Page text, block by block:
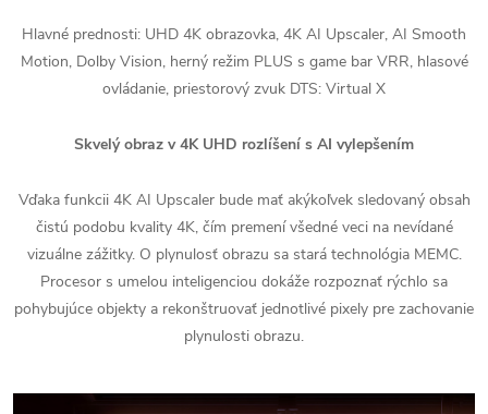
Hlavné prednosti: UHD 4K obrazovka, 4K AI Upscaler, AI Smooth
Motion, Dolby Vision, herný režim PLUS s game bar VRR, hlasové
ovládanie, priestorový zvuk DTS: Virtual X
Skvelý obraz v 4K UHD rozlíšení s AI vylepšením
Vďaka funkcii 4K AI Upscaler bude mať akýkoľvek sledovaný obsah
čistú podobu kvality 4K, čím premení všedné veci na nevídané
vizuálne zážitky. O plynulosť obrazu sa stará technológia MEMC.
Procesor s umelou inteligenciou dokáže rozpoznať rýchlo sa
pohybujúce objekty a rekonštruovať jednotlivé pixely pre zachovanie
plynulosti obrazu.